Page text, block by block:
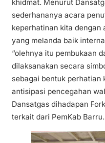
khidmat. Menurut
sederhananya acara
keperhatinan kita dengan
yang melanda baik
“olehnya itu pembukaan
dilaksanakan secara
sebagai bentuk perhatian
antisipasi pencegahan
Dansatgas dihadapan
terkait dari PemKab Barru.